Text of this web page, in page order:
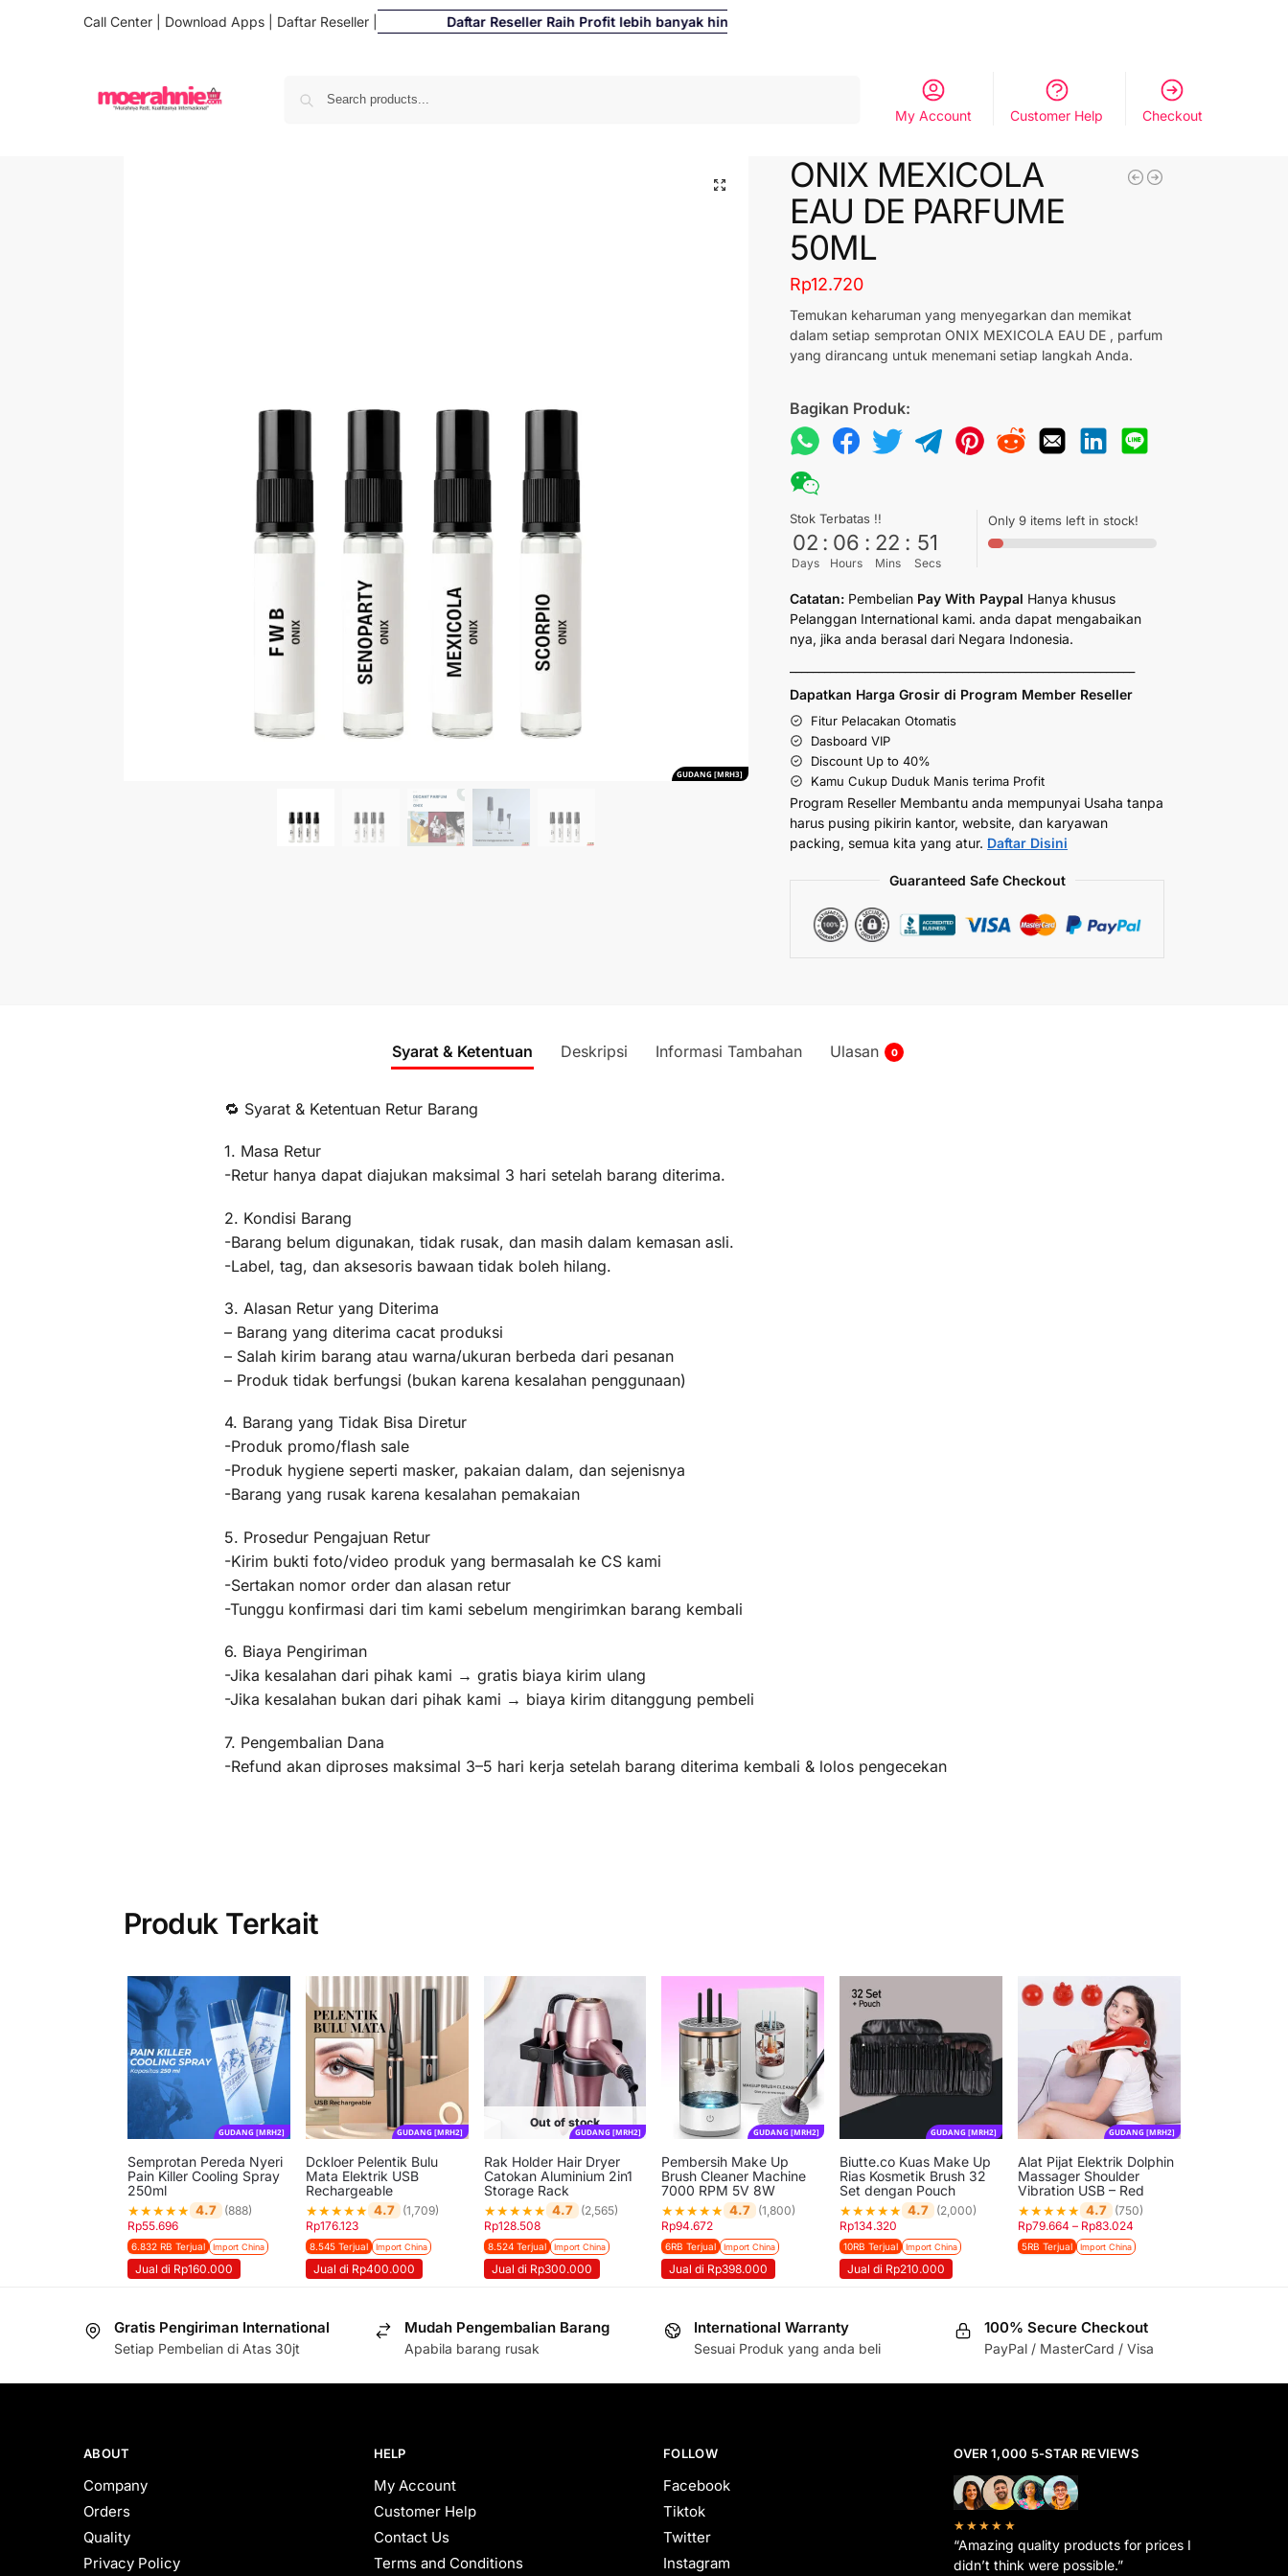
Call Center Download Apps Daftar Reseller Daftar Reseller Raih Profit lebih banyak hingga 500%
My Account Customer Help Checkout
GUDANG [MRH3]
ONIX MEXICOLA
EAU DE PARFUME
50ML
Rp12.720
Temukan keharuman yang menyegarkan dan memikat
dalam setiap semprotan ONIX MEXICOLA EAU DE , parfum
yang dirancang untuk menemani setiap langkah Anda.
Bagikan Produk:
Stok Terbatas !!
02
Days
: 06
Hours
: 22
Mins
: 50
Secs
Only 9 items left in stock!
Catatan: Pembelian Pay With Paypal Hanya khusus
Pelanggan International kami. anda dapat mengabaikan
nya, jika anda berasal dari Negara Indonesia.
Dapatkan Harga Grosir di Program Member Reseller
Fitur Pelacakan Otomatis
Dasboard VIP
Discount Up to 40%
Kamu Cukup Duduk Manis terima Profit
Program Reseller Membantu anda mempunyai Usaha tanpa
harus pusing pikirin kantor, website, dan karyawan
packing, semua kita yang atur. Daftar Disini
Guaranteed Safe Checkout
Syarat & Ketentuan Deskripsi Informasi Tambahan Ulasan 0
🔁 Syarat & Ketentuan Retur Barang
1. Masa Retur
-Retur hanya dapat diajukan maksimal 3 hari setelah barang diterima.
2. Kondisi Barang
-Barang belum digunakan, tidak rusak, dan masih dalam kemasan asli.
-Label, tag, dan aksesoris bawaan tidak boleh hilang.
3. Alasan Retur yang Diterima
– Barang yang diterima cacat produksi
– Salah kirim barang atau warna/ukuran berbeda dari pesanan
– Produk tidak berfungsi (bukan karena kesalahan penggunaan)
4. Barang yang Tidak Bisa Diretur
-Produk promo/flash sale
-Produk hygiene seperti masker, pakaian dalam, dan sejenisnya
-Barang yang rusak karena kesalahan pemakaian
5. Prosedur Pengajuan Retur
-Kirim bukti foto/video produk yang bermasalah ke CS kami
-Sertakan nomor order dan alasan retur
-Tunggu konfirmasi dari tim kami sebelum mengirimkan barang kembali
6. Biaya Pengiriman
-Jika kesalahan dari pihak kami → gratis biaya kirim ulang
-Jika kesalahan bukan dari pihak kami → biaya kirim ditanggung pembeli
7. Pengembalian Dana
-Refund akan diproses maksimal 3–5 hari kerja setelah barang diterima kembali & lolos pengecekan
Produk Terkait
GUDANG [MRH2]
Semprotan Pereda Nyeri
Pain Killer Cooling Spray
250ml
★★★★★ 4.7
(888)
Rp55.696
6.832 RB Terjual Import China
Jual di Rp160.000
GUDANG [MRH2]
Dckloer Pelentik Bulu
Mata Elektrik USB
Rechargeable
★★★★★ 4.7
(1,709)
Rp176.123
8.545 Terjual Import China
Jual di Rp400.000
Out of stock
GUDANG [MRH2]
Rak Holder Hair Dryer
Catokan Aluminium 2in1
Storage Rack
★★★★★ 4.7
(2,565)
Rp128.508
8.524 Terjual Import China
Jual di Rp300.000
GUDANG [MRH2]
Pembersih Make Up
Brush Cleaner Machine
7000 RPM 5V 8W
★★★★★ 4.7 (1,800)
Rp94.672
6RB Terjual Import China
Jual di Rp398.000
GUDANG [MRH2]
Biutte.co Kuas Make Up
Rias Kosmetik Brush 32
Set dengan Pouch
★★★★★ 4.7 (2,000)
Rp134.320
10RB Terjual Import China
Jual di Rp210.000
GUDANG [MRH2]
Alat Pijat Elektrik Dolphin
Massager Shoulder
Vibration USB – Red
★★★★★ 4.7
(750)
Rp79.664 – Rp83.024
5RB Terjual Import China
Gratis Pengiriman International
Setiap Pembelian di Atas 30jt
Mudah Pengembalian Barang
Apabila barang rusak
International Warranty
Sesuai Produk yang anda beli
100% Secure Checkout
PayPal / MasterCard / Visa
ABOUT
Company
Orders
Quality
Privacy Policy
HELP
My Account
Customer Help
Contact Us
Terms and Conditions
FOLLOW
Facebook
Tiktok
Twitter
Instagram
OVER 1,000 5-STAR REVIEWS
★★★★★
“Amazing quality products for prices I
didn’t think were possible.”